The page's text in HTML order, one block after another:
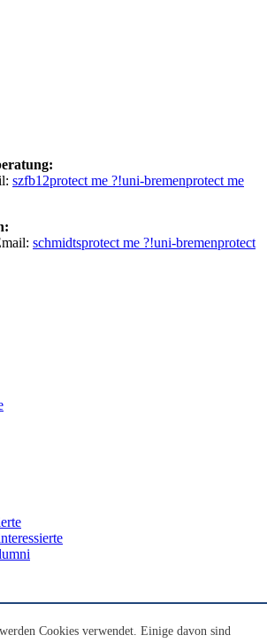
szfb12protect me ?!uni-bremenprotect me
schmidtsprotect me ?!uni-bremenprotect
Cookies verwendet. Einige davon sind